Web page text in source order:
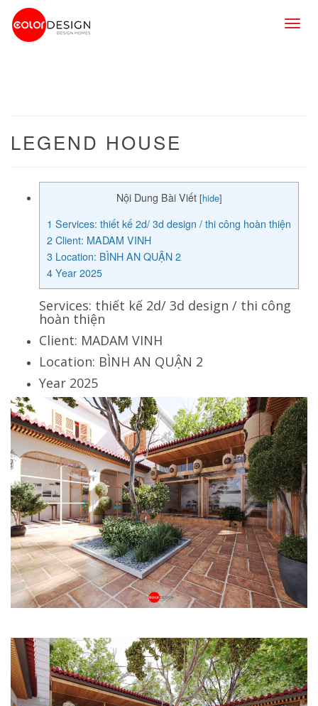
LEGEND HOUSE
Nội Dung Bài Viết [hide]
1 Services: thiết kế 2d/ 3d design / thi công hoàn thiện
2 Client: MADAM VINH
3 Location: BÌNH AN QUẬN 2
4 Year 2025
Services: thiết kế 2d/ 3d design / thi công
hoàn thiện
Client: MADAM VINH
Location: BÌNH AN QUẬN 2
Year 2025